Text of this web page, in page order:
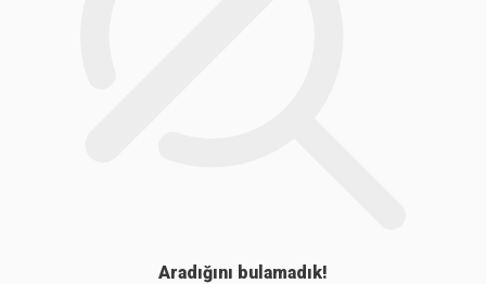
Aradığını bulamadık!